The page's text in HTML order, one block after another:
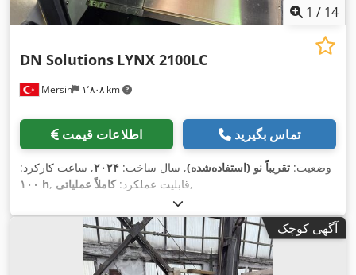
1 / 14
Mersin ۱٬۸۰۸ km
DN Solutions LYNX 2100LC
اطلاعات قیمت تماس بگیرید
وضعیت: تقریباً نو (استفاده‌شده), سال ساخت: ۲۰۲۴, ساعت کارکرد:
۱۰۰ h
, قابلیت عملکرد:کاملاً عملیاتی ,
آگهی کوچک